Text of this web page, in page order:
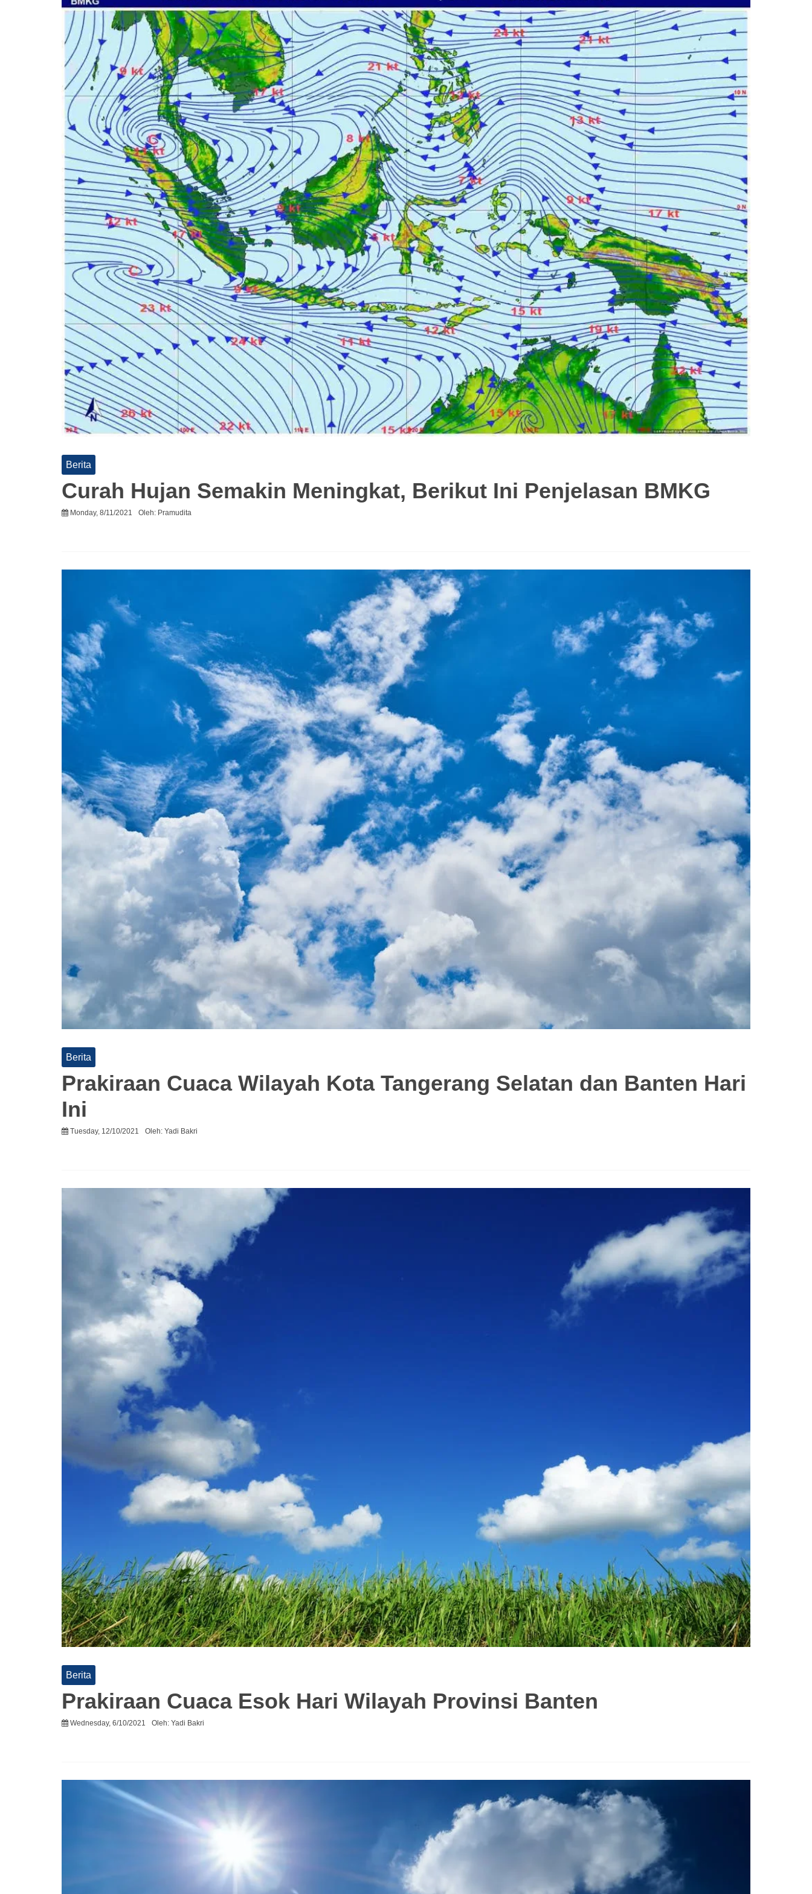
Berita
Curah Hujan Semakin Meningkat, Berikut Ini Penjelasan BMKG
Monday, 8/11/2021 Oleh: Pramudita
Berita
Prakiraan Cuaca Wilayah Kota Tangerang Selatan dan Banten Hari
Ini
Tuesday, 12/10/2021 Oleh: Yadi Bakri
Berita
Prakiraan Cuaca Esok Hari Wilayah Provinsi Banten
Wednesday, 6/10/2021 Oleh: Yadi Bakri